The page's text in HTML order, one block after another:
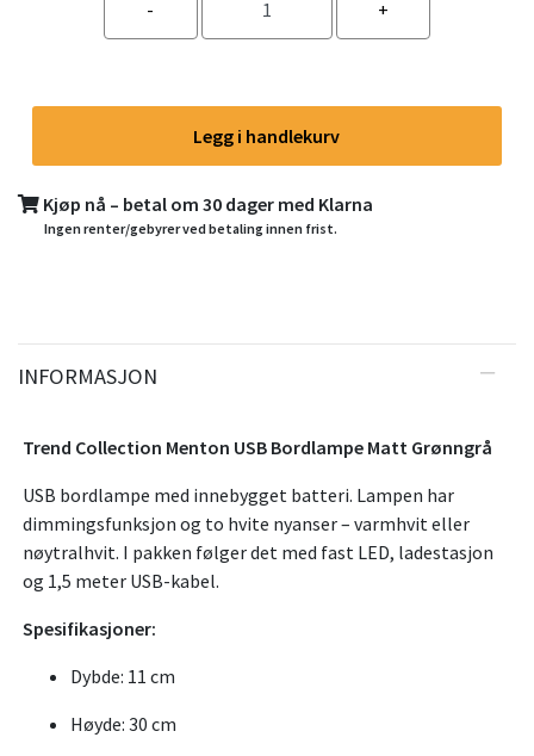
Legg i handlekurv
Kjøp nå – betal om 30 dager med Klarna
Ingen renter/gebyrer ved betaling innen frist.
INFORMASJON
Trend Collection Menton USB Bordlampe Matt Grønngrå
USB bordlampe med innebygget batteri. Lampen har
dimmingsfunksjon og to hvite nyanser – varmhvit eller
nøytralhvit. I pakken følger det med fast LED, ladestasjon
og 1,5 meter USB-kabel.
Spesifikasjoner:
Dybde: 11 cm
Høyde: 30 cm